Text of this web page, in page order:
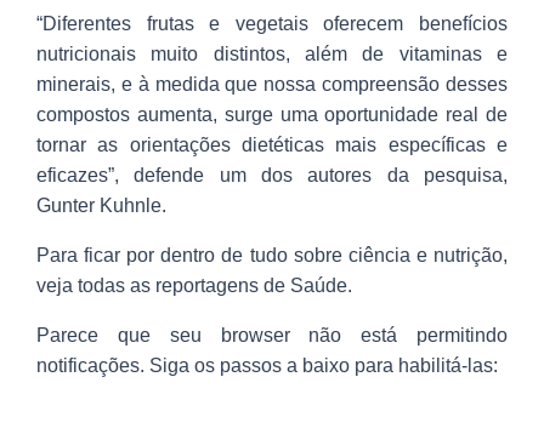
“Diferentes frutas e vegetais oferecem benefícios
nutricionais muito distintos, além de vitaminas e
minerais, e à medida que nossa compreensão desses
compostos aumenta, surge uma oportunidade real de
tornar as orientações dietéticas mais específicas e
eficazes”, defende um dos autores da pesquisa,
Gunter Kuhnle.
Para ficar por dentro de tudo sobre ciência e nutrição,
veja todas as reportagens de Saúde.
Parece que seu browser não está permitindo
notificações. Siga os passos a baixo para habilitá-las: